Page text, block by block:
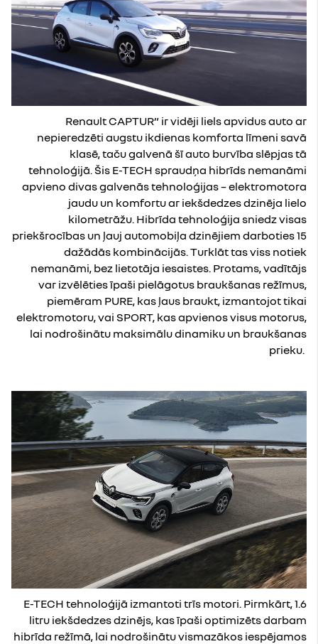
Renault CAPTUR” ir vidēji liels apvidus auto ar
nepieredzēti augstu ikdienas komforta līmeni savā
klasē, taču galvenā šī auto burvība slēpjas tā
tehnoloģijā. Šis E-TECH spraudņa hibrīds nemanāmi
apvieno divas galvenās tehnoloģijas – elektromotora
jaudu un komfortu ar iekšdedzes dzinēja lielo
kilometrāžu. Hibrīda tehnoloģija sniedz visas
priekšrocības un ļauj automobiļa dzinējiem darboties 15
dažādās kombinācijās. Turklāt tas viss notiek
nemanāmi, bez lietotāja iesaistes. Protams, vadītājs
var izvēlēties īpaši pielāgotus braukšanas režīmus,
piemēram PURE, kas ļaus braukt, izmantojot tikai
elektromotoru, vai SPORT, kas apvienos visus motorus,
lai nodrošinātu maksimālu dinamiku un braukšanas
prieku.
E-TECH tehnoloģijā izmantoti trīs motori. Pirmkārt, 1.6
litru iekšdedzes dzinējs, kas īpaši optimizēts darbam
hibrīda režīmā, lai nodrošinātu vismazākos iespējamos